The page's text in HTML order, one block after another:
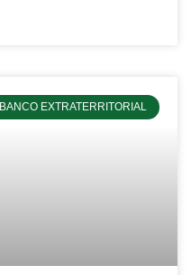
BANCO EXTRATERRITORIAL